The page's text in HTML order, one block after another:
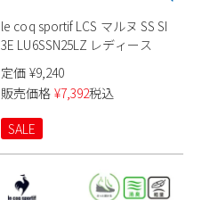
le coq sportif LCS マルヌ SS SI
3E LU6SSN25LZ レディース
定価 ¥9,240
販売価格 ¥7,392税込
SALE